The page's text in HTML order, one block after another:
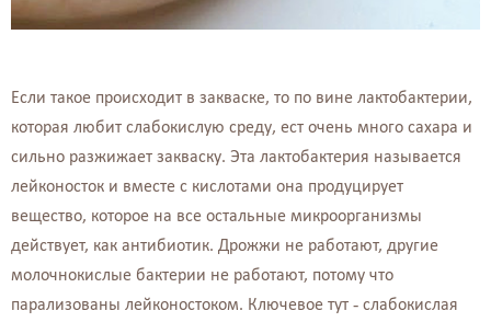
Если такое происходит в закваске, то по вине лактобактерии,
которая любит слабокислую среду, ест очень много сахара и
сильно разжижает закваску. Эта лактобактерия называется
лейконосток и вместе с кислотами она продуцирует
вещество, которое на все остальные микроорганизмы
действует, как антибиотик. Дрожжи не работают, другие
молочнокислые бактерии не работают, потому что
парализованы лейконостоком. Ключевое тут - слабокислая